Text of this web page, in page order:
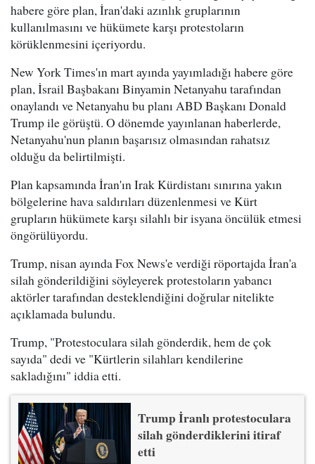
habere göre plan, İran'daki azınlık gruplarının
kullanılmasını ve hükümete karşı protestoların
körüklenmesini içeriyordu.
New York Times'ın mart ayında yayımladığı habere göre
plan, İsrail Başbakanı Binyamin Netanyahu tarafından
onaylandı ve Netanyahu bu planı ABD Başkanı Donald
Trump ile görüştü. O dönemde yayınlanan haberlerde,
Netanyahu'nun planın başarısız olmasından rahatsız
olduğu da belirtilmişti.
Plan kapsamında İran'ın Irak Kürdistanı sınırına yakın
bölgelerine hava saldırıları düzenlenmesi ve Kürt
grupların hükümete karşı silahlı bir isyana öncülük etmesi
öngörülüyordu.
Trump, nisan ayında Fox News'e verdiği röportajda İran'a
silah gönderildiğini söyleyerek protestoların yabancı
aktörler tarafından desteklendiğini doğrular nitelikte
açıklamada bulundu.
Trump, "Protestoculara silah gönderdik, hem de çok
sayıda" dedi ve "Kürtlerin silahları kendilerine
sakladığını" iddia etti.
Trump İranlı protestoculara
silah gönderdiklerini itiraf
etti